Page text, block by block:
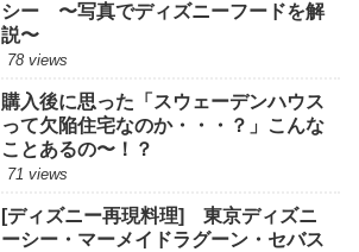
シー 〜写真でディズニーフードを解
説〜
78 views
購入後に思った「スウェーデンハウス
って欠陥住宅なのか・・・？」こんな
ことあるの〜！？
71 views
[ディズニー再現料理] 東京ディズニ
ーシー・マーメイドラグーン・セバス